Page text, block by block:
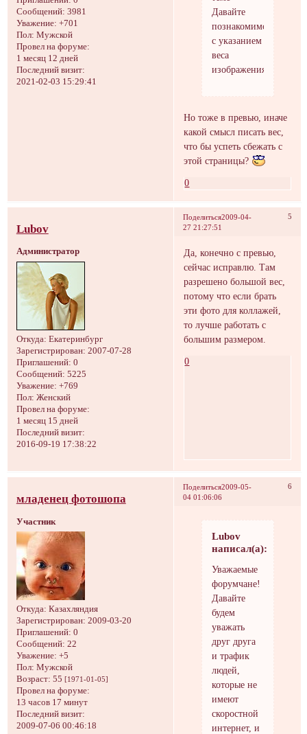
Сообщений: 3981
Уважение: +701
Пол: Мужской
Провел на форуме:
1 месяц 12 дней
Последний визит:
2021-02-03 15:29:41
Давайте
познакомимся!
с указанием
веса
изображения.
Но тоже в превью, иначе
какой смысл писать вес,
что бы успеть сбежать с
этой страницы?
0
Поделиться 5
2009-04-
27 21:27:51
Lubov
Администратор
Откуда: Екатеринбург
Зарегистрирован: 2007-07-28
Приглашений: 0
Сообщений: 5225
Уважение: +769
Пол: Женский
Провел на форуме:
1 месяц 15 дней
Последний визит:
2016-09-19 17:38:22
Да, конечно с превью,
сейчас исправлю. Там
разрешено большой вес,
потому что если брать
эти фото для коллажей,
то лучше работать с
большим размером.
0
Поделиться 6
2009-05-
04 01:06:06
младенец фотошопа
Участник
Откуда: Казахляндия
Зарегистрирован: 2009-03-20
Приглашений: 0
Сообщений: 22
Уважение: +5
Пол: Мужской
Возраст: 55 [1971-01-05]
Провел на форуме:
13 часов 17 минут
Последний визит:
2009-07-06 00:46:18
Lubov
написал(а):
Уважаемые
форумчане!
Давайте
будем
уважать
друг друга
и трафик
людей,
которые не
имеют
скоростной
интернет, и